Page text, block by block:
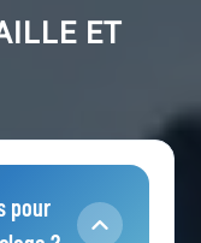
ET
pour